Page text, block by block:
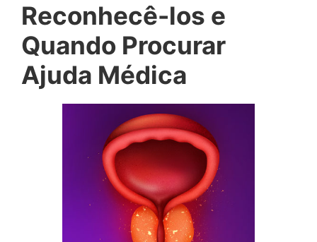
Reconhecê-los e
Quando Procurar
Ajuda Médica